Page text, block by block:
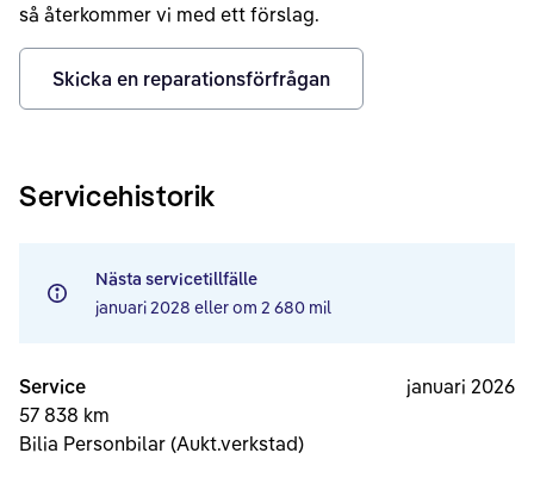
så återkommer vi med ett förslag.
Skicka en reparationsförfrågan
Servicehistorik
Nästa servicetillfälle
januari 2028 eller om 2 680 mil
Service
57 838 km
Bilia Personbilar (Aukt.verkstad)
januari 2026